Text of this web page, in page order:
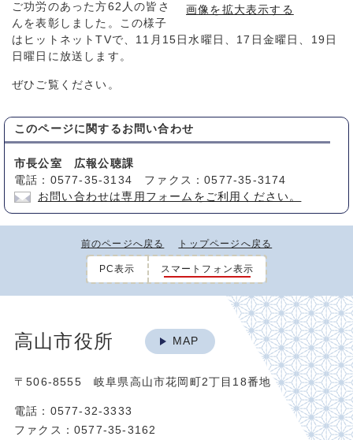
画像を拡大表示する
ご功労のあった方62人の皆さ
んを表彰しました。この様子
はヒットネットTVで、11月15日水曜日、17日金曜日、19日
日曜日に放送します。
ぜひご覧ください。
このページに関する お問い合わせ
市長公室 広報公聴課
電話：0577-35-3134 ファクス：0577-35-3174
お問い合わせは専用フォームをご利用ください。
前のページへ戻る トップページへ戻る
PC表示 スマートフォン表示
高山市役所 MAP
〒506-8555 岐阜県高山市花岡町2丁目18番地
電話：0577-32-3333
ファクス：0577-35-3162